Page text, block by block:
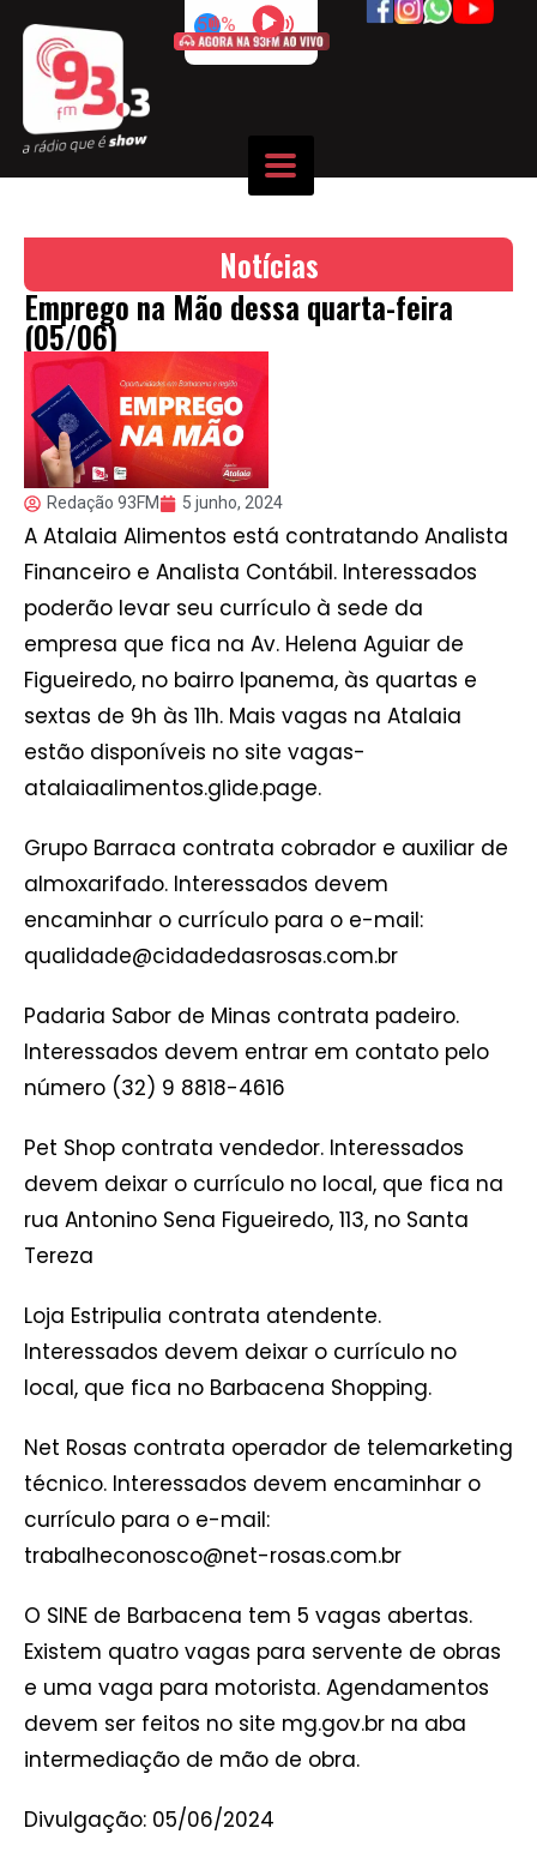
50%
Notícias
Emprego na Mão dessa quarta-feira
(05/06)
Redação 93FM 5 junho, 2024
A Atalaia Alimentos está contratando Analista
Financeiro e Analista Contábil. Interessados
poderão levar seu currículo à sede da
empresa que fica na Av. Helena Aguiar de
Figueiredo, no bairro Ipanema, às quartas e
sextas de 9h às 11h. Mais vagas na Atalaia
estão disponíveis no site vagas-
atalaiaalimentos.glide.page.
Grupo Barraca contrata cobrador e auxiliar de
almoxarifado. Interessados devem
encaminhar o currículo para o e-mail:
qualidade@cidadedasrosas.com.br
Padaria Sabor de Minas contrata padeiro.
Interessados devem entrar em contato pelo
número (32) 9 8818-4616
Pet Shop contrata vendedor. Interessados
devem deixar o currículo no local, que fica na
rua Antonino Sena Figueiredo, 113, no Santa
Tereza
Loja Estripulia contrata atendente.
Interessados devem deixar o currículo no
local, que fica no Barbacena Shopping.
Net Rosas contrata operador de telemarketing
técnico. Interessados devem encaminhar o
currículo para o e-mail:
trabalheconosco@net-rosas.com.br
O SINE de Barbacena tem 5 vagas abertas.
Existem quatro vagas para servente de obras
e uma vaga para motorista. Agendamentos
devem ser feitos no site mg.gov.br na aba
intermediação de mão de obra.
Divulgação: 05/06/2024